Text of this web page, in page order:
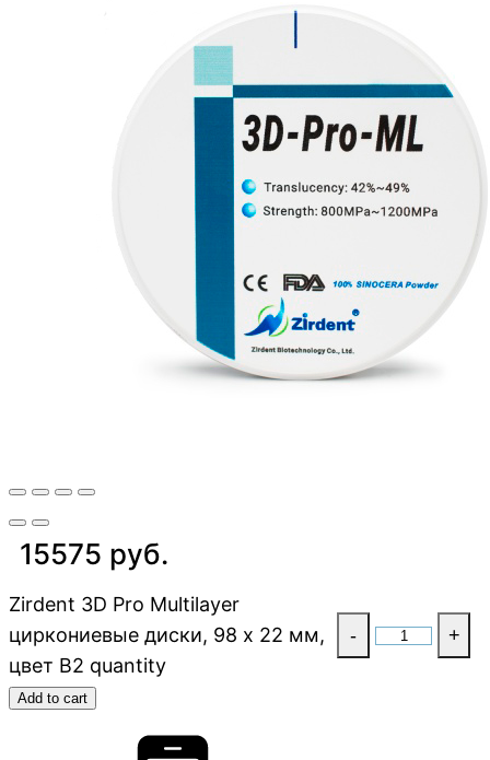
15575 руб.
Zirdent 3D Pro Multilayer
циркониевые диски, 98 х 22 мм,
цвет B2 quantity
- +
Add to cart